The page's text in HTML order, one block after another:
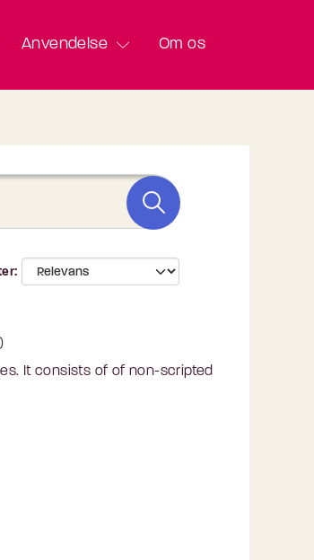
Anvendelse Om os
It consists of of non-scripted